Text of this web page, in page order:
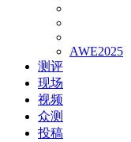
AWE2025
测评
现场
视频
众测
投稿